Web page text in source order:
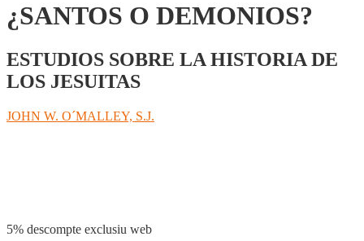
¿SANTOS O DEMONIOS?
ESTUDIOS SOBRE LA HISTORIA DE
LOS JESUITAS
JOHN W. O´MALLEY, S.J.
5% descompte exclusiu web